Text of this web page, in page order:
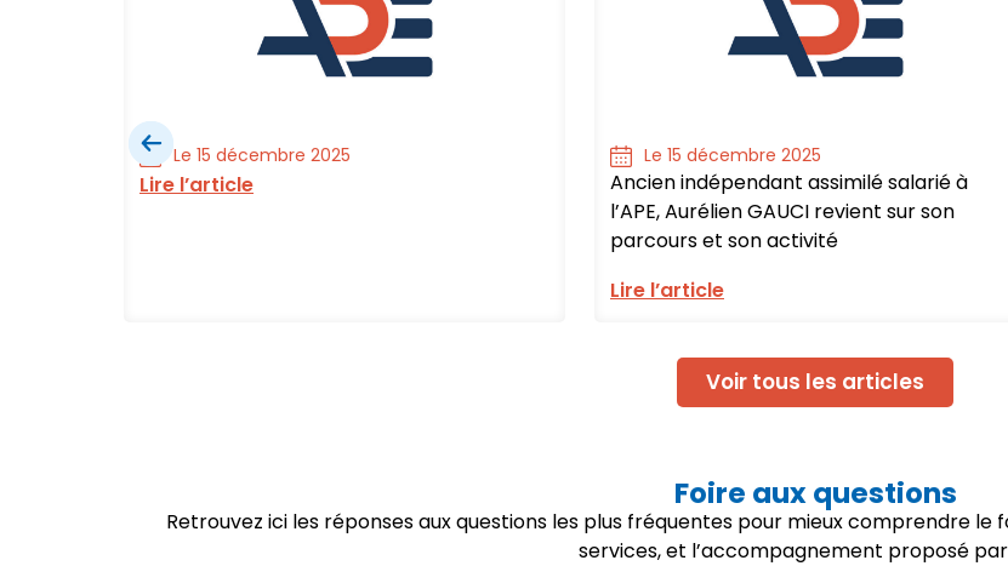
Le 15 décembre 2025
Lire l’article
Le 15 décembre 2025
Ancien indépendant assimilé salarié à
l’APE, Aurélien GAUCI revient sur son
parcours et son activité
Lire l’article
Voir tous les articles
Foire aux questions
Retrouvez ici les réponses aux questions les plus fréquentes pour mieux comprendre
services, et l’accompagnement proposé par